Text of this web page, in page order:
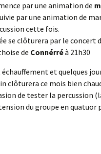
par une animation de
par une animation de
cette fois.
se clôturera par le concert
de Connérréà 21h30
et quelques
clôturera ce mois bien
de tester la percussion
du groupe en quatuor